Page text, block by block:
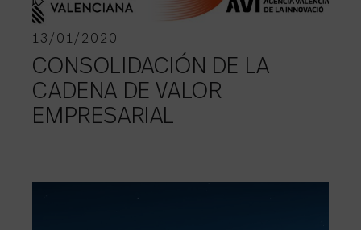
13/01/2020
CONSOLIDACIÓN DE LA
CADENA DE VALOR
EMPRESARIAL